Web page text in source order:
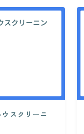
スクリーニ